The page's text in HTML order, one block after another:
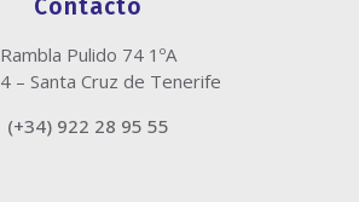
Contacto
Rambla Pulido 74 1ºA
– Santa Cruz de Tenerife
(+34) 922 28 95 55